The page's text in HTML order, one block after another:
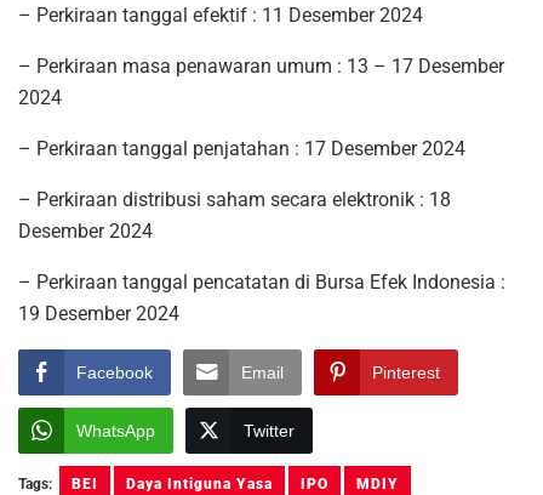
– Perkiraan tanggal efektif : 11 Desember 2024
– Perkiraan masa penawaran umum : 13 – 17 Desember
2024
– Perkiraan tanggal penjatahan : 17 Desember 2024
– Perkiraan distribusi saham secara elektronik : 18
Desember 2024
– Perkiraan tanggal pencatatan di Bursa Efek Indonesia :
19 Desember 2024
Facebook Email Pinterest
WhatsApp Twitter
Tags: BEI Daya Intiguna Yasa IPO MDIY